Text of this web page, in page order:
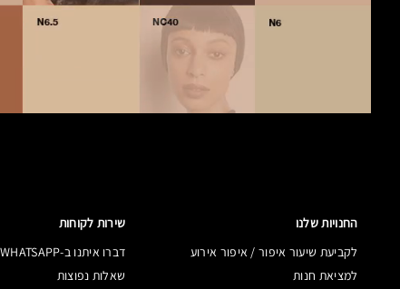
החנויות שלנו
לקביעת שיעור איפור / איפור אירוע
למציאת חנות
שירות לקוחות
דברו איתנו ב-WHATSAPP
שאלות נפוצות